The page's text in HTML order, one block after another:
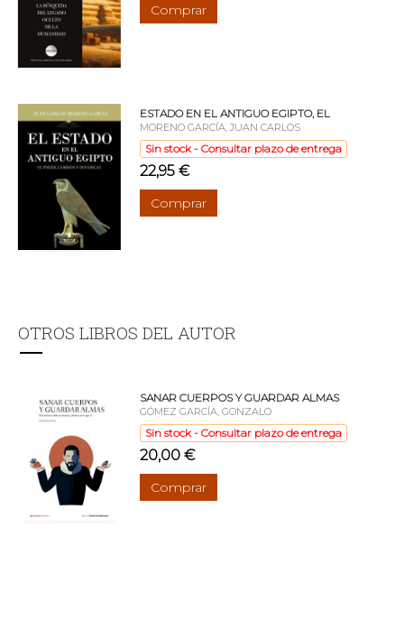
Comprar
ESTADO EN EL ANTIGUO EGIPTO, EL
MORENO GARCÍA, JUAN CARLOS
Sin stock - Consultar plazo de entrega
22,95 €
Comprar
OTROS LIBROS DEL AUTOR
SANAR CUERPOS Y GUARDAR ALMAS
GÓMEZ GARCÍA, GONZALO
Sin stock - Consultar plazo de entrega
20,00 €
Comprar